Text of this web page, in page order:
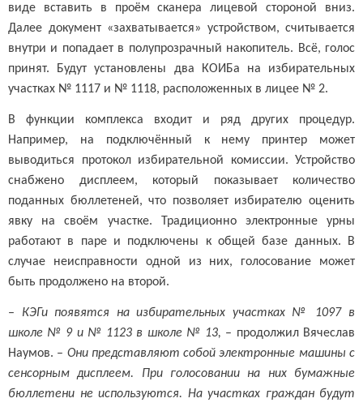
виде вставить в проём сканера лицевой стороной вниз.
Далее документ «захватывается» устройством, считывается
внутри и попадает в полупрозрачный накопитель. Всё, голос
принят. Будут установлены два КОИБа на избирательных
участках № 1117 и № 1118, расположенных в лицее № 2.
В функции комплекса входит и ряд других процедур.
Например, на подключённый к нему принтер может
выводиться протокол избирательной комиссии. Устройство
снабжено дисплеем, который показывает количество
поданных бюллетеней, что позволяет избирателю оценить
явку на своём участке. Традиционно электронные урны
работают в паре и подключены к общей базе данных. В
случае неисправности одной из них, голосование может
быть продолжено на второй.
– КЭГи появятся на избирательных участках № 1097 в
школе № 9 и № 1123 в школе № 13, – продолжил Вячеслав
Наумов. – Они представляют собой электронные машины с
сенсорным дисплеем. При голосовании на них бумажные
бюллетени не используются. На участках граждан будут